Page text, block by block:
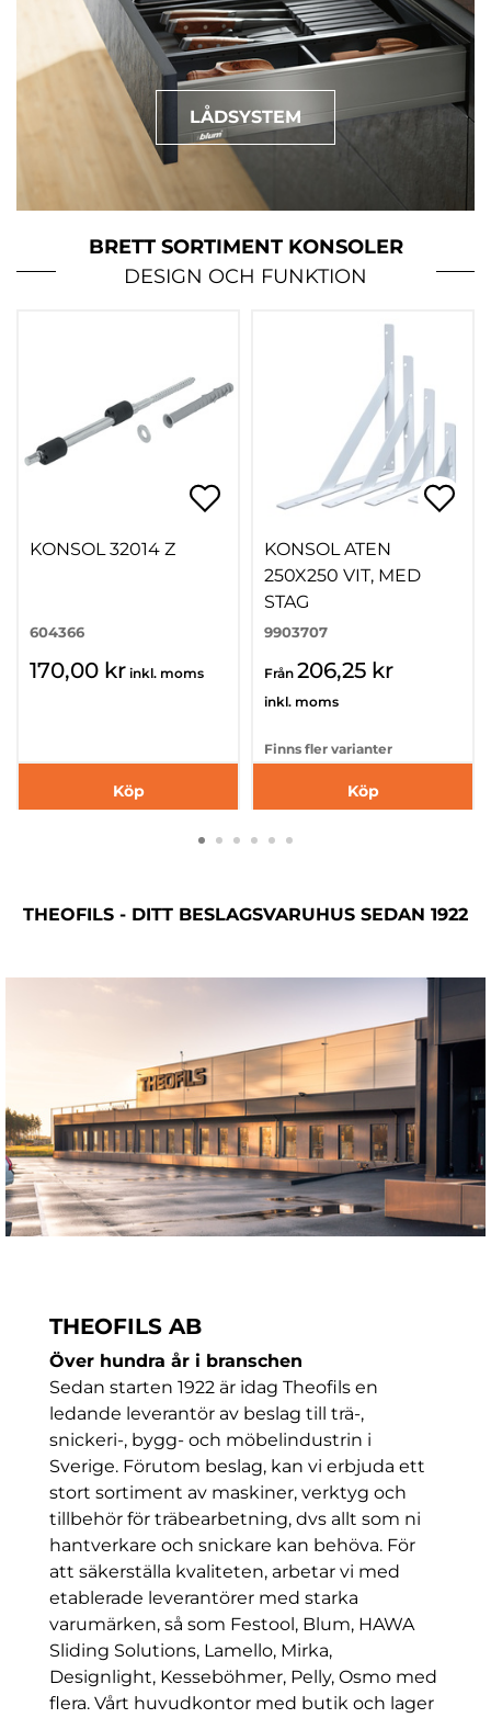
LÅDSYSTEM
BRETT SORTIMENT KONSOLER
DESIGN OCH FUNKTION
KONSOL 32014 Z
604366
170,00 kr inkl. moms
Köp
KONSOL ATEN
250X250 VIT, MED
STAG
9903707
Från 206,25 kr
inkl. moms
Finns fler varianter
Köp
THEOFILS - DITT BESLAGSVARUHUS SEDAN 1922
THEOFILS AB
Över hundra år i branschen
Sedan starten 1922 är idag Theofils en
ledande leverantör av beslag till trä-,
snickeri-, bygg- och möbelindustrin i
Sverige. Förutom beslag, kan vi erbjuda ett
stort sortiment av maskiner, verktyg och
tillbehör för träbearbetning, dvs allt som ni
hantverkare och snickare kan behöva. För
att säkerställa kvaliteten, arbetar vi med
etablerade leverantörer med starka
varumärken, så som Festool, Blum, HAWA
Sliding Solutions, Lamello, Mirka,
Designlight, Kesseböhmer, Pelly, Osmo med
flera. Vårt huvudkontor med butik och lager